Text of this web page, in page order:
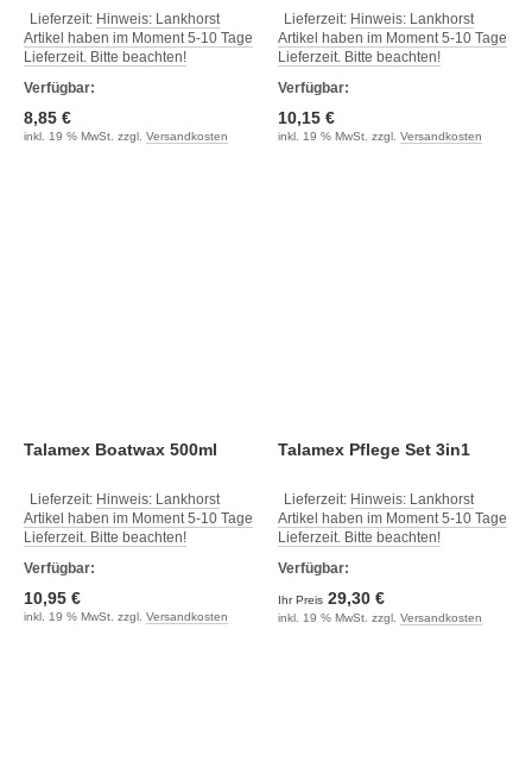
Lieferzeit: Hinweis: Lankhorst
Artikel haben im Moment 5-10 Tage
Lieferzeit. Bitte beachten!
Verfügbar:
8,85 €
inkl. 19 % MwSt. zzgl. Versandkosten
Lieferzeit: Hinweis: Lankhorst
Artikel haben im Moment 5-10 Tage
Lieferzeit. Bitte beachten!
Verfügbar:
10,15 €
inkl. 19 % MwSt. zzgl. Versandkosten
Talamex Boatwax 500ml
Lieferzeit: Hinweis: Lankhorst
Artikel haben im Moment 5-10 Tage
Lieferzeit. Bitte beachten!
Verfügbar:
10,95 €
inkl. 19 % MwSt. zzgl. Versandkosten
Talamex Pflege Set 3in1
Lieferzeit: Hinweis: Lankhorst
Artikel haben im Moment 5-10 Tage
Lieferzeit. Bitte beachten!
Verfügbar:
Ihr Preis 29,30 €
inkl. 19 % MwSt. zzgl. Versandkosten